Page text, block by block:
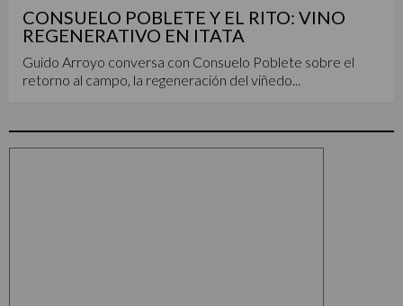
CONSUELO POBLETE Y EL RITO: VINO
REGENERATIVO EN ITATA
Guido Arroyo conversa con Consuelo Poblete sobre el
retorno al campo, la regeneración del viñedo...